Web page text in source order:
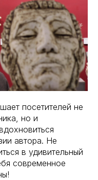
посетителей не
но и
автора. Не
в удивительный
современное